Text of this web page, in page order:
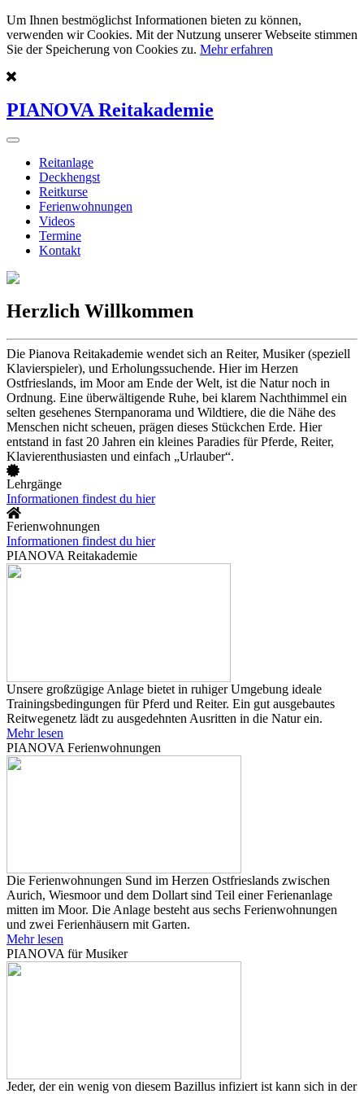
Um Ihnen bestmöglichst Informationen bieten zu können,
verwenden wir Cookies. Mit der Nutzung unserer Webseite stimmen
Sie der Speicherung von Cookies zu. Mehr erfahren
PIANOVA Reitakademie
Reitanlage
Deckhengst
Reitkurse
Ferienwohnungen
Videos
Termine
Kontakt
Herzlich Willkommen
Die Pianova Reitakademie wendet sich an Reiter, Musiker (speziell
Klavierspieler), und Erholungssuchende. Hier im Herzen
Ostfrieslands, im Moor am Ende der Welt, ist die Natur noch in
Ordnung. Eine überwältigende Ruhe, bei klarem Nachthimmel ein
selten gesehenes Sternpanorama und Wildtiere, die die Nähe des
Menschen nicht scheuen, prägen dieses Stückchen Erde. Hier
entstand in fast 20 Jahren ein kleines Paradies für Pferde, Reiter,
Klavierenthusiasten und einfach „Urlauber“.
Lehrgänge
Informationen findest du hier
Ferienwohnungen
Informationen findest du hier
PIANOVA Reitakademie
Unsere großzügige Anlage bietet in ruhiger Umgebung ideale
Trainingsbedingungen für Pferd und Reiter. Ein gut ausgebautes
Reitwegenetz lädt zu ausgedehnten Ausritten in die Natur ein.
Mehr lesen
PIANOVA Ferienwohnungen
Die Ferienwohnungen Sund im Herzen Ostfrieslands zwischen
Aurich, Wiesmoor und dem Dollart sind Teil einer Ferienanlage
mitten im Moor. Die Anlage besteht aus sechs Ferienwohnungen
und zwei Ferienhäusern mit Garten.
Mehr lesen
PIANOVA für Musiker
Jeder, der ein wenig von diesem Bazillus infiziert ist kann sich in der